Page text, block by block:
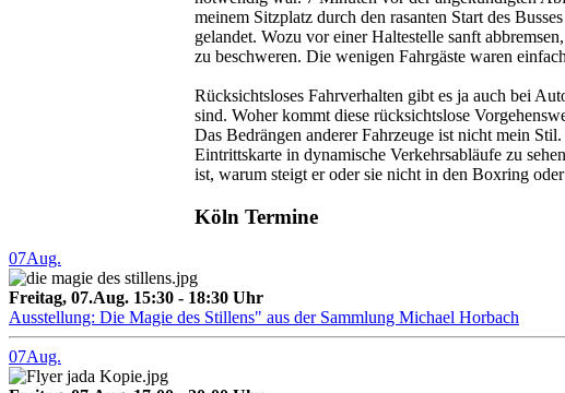
meinem Sitzplatz durch den rasanten Start des
gelandet. Wozu vor einer Haltestelle sanft
zu beschweren. Die wenigen Fahrgäste waren
Rücksichtsloses Fahrverhalten gibt es ja auch bei
sind. Woher kommt diese rücksichtslose
Das Bedrängen anderer Fahrzeuge ist nicht mein
Eintrittskarte in dynamische Verkehrsabläufe zu
ist, warum steigt er oder sie nicht in den Boxring
Köln Termine
07Aug.
Freitag, 07.Aug. 15:30 - 18:30 Uhr
Ausstellung: Die Magie des Stillens" aus der Sammlung Michael Horbach
07Aug.